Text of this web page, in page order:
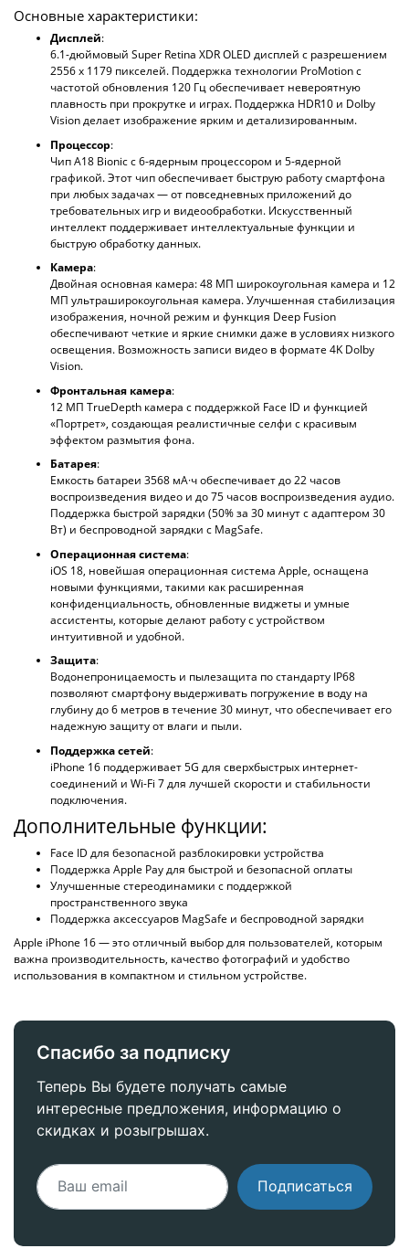
Основные характеристики:
Дисплей:
6.1-дюймовый Super Retina XDR OLED дисплей с разрешением
2556 х 1179 пикселей. Поддержка технологии ProMotion с
частотой обновления 120 Гц обеспечивает невероятную
плавность при прокрутке и играх. Поддержка HDR10 и Dolby
Vision делает изображение ярким и детализированным.
Процессор:
Чип A18 Bionic с 6-ядерным процессором и 5-ядерной
графикой. Этот чип обеспечивает быструю работу смартфона
при любых задачах — от повседневных приложений до
требовательных игр и видеообработки. Искусственный
интеллект поддерживает интеллектуальные функции и
быструю обработку данных.
Камера:
Двойная основная камера: 48 МП широкоугольная камера и 12
МП ультраширокоугольная камера. Улучшенная стабилизация
изображения, ночной режим и функция Deep Fusion
обеспечивают четкие и яркие снимки даже в условиях низкого
освещения. Возможность записи видео в формате 4K Dolby
Vision.
Фронтальная камера:
12 МП TrueDepth камера с поддержкой Face ID и функцией
«Портрет», создающая реалистичные селфи с красивым
эффектом размытия фона.
Батарея:
Емкость батареи 3568 мА·ч обеспечивает до 22 часов
воспроизведения видео и до 75 часов воспроизведения аудио.
Поддержка быстрой зарядки (50% за 30 минут с адаптером 30
Вт) и беспроводной зарядки с MagSafe.
Операционная система:
iOS 18, новейшая операционная система Apple, оснащена
новыми функциями, такими как расширенная
конфиденциальность, обновленные виджеты и умные
ассистенты, которые делают работу с устройством
интуитивной и удобной.
Защита:
Водонепроницаемость и пылезащита по стандарту IP68
позволяют смартфону выдерживать погружение в воду на
глубину до 6 метров в течение 30 минут, что обеспечивает его
надежную защиту от влаги и пыли.
Поддержка сетей:
iPhone 16 поддерживает 5G для сверхбыстрых интернет-
соединений и Wi-Fi 7 для лучшей скорости и стабильности
подключения.
Дополнительные функции:
Face ID для безопасной разблокировки устройства
Поддержка Apple Pay для быстрой и безопасной оплаты
Улучшенные стереодинамики с поддержкой
пространственного звука
Поддержка аксессуаров MagSafe и беспроводной зарядки
Apple iPhone 16 — это отличный выбор для пользователей, которым
важна производительность, качество фотографий и удобство
использования в компактном и стильном устройстве.
Спасибо за подписку
Теперь Вы будете получать самые
интересные предложения, информацию о
скидках и розыгрышах.
Подписаться